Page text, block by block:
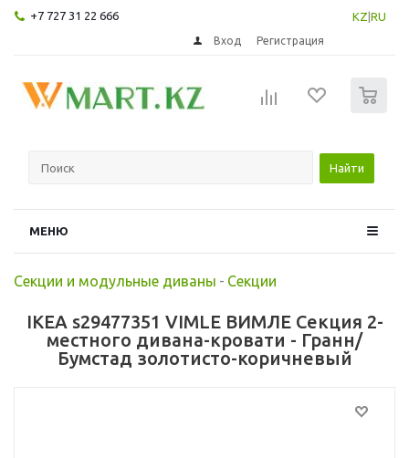
+7 727 31 22 666 KZ RU
Вход Регистрация
Найти
МЕНЮ
Секции и модульные диваны - Секции
IKEA s29477351 VIMLE ВИМЛЕ Секция 2-
местного дивана-кровати - Гранн/
Бумстад золотисто-коричневый